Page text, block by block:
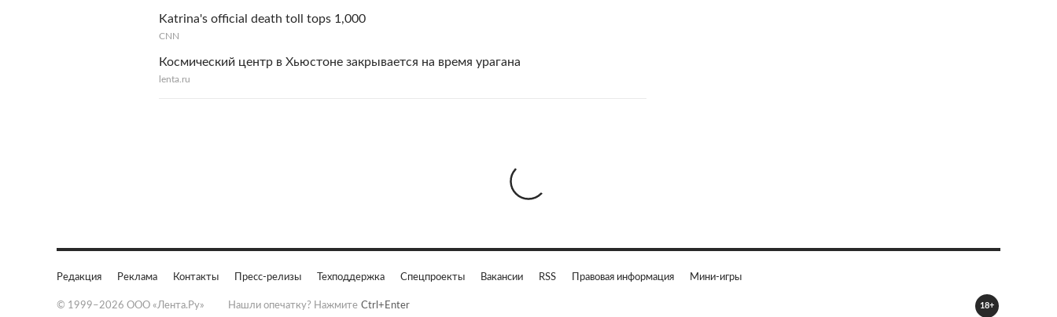
Katrina's official death toll tops 1,000
CNN
Космический центр в Хьюстоне закрывается на время урагана
lenta.ru
Редакция Реклама Контакты Пресс-релизы Техподдержка Спецпроекты Вакансии RSS Правовая информация Мини-игры
© 1999–2026 ООО «Лента.Ру» Нашли опечатку? Нажмите Ctrl+Enter 18+